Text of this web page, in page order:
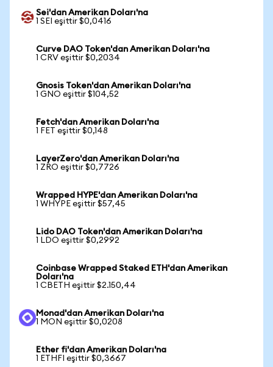
Sei'dan Amerikan Doları'na
1 SEI eşittir $0,0416
Curve DAO Token'dan Amerikan Doları'na
1 CRV eşittir $0,2034
Gnosis Token'dan Amerikan Doları'na
1 GNO eşittir $104,52
Fetch'dan Amerikan Doları'na
1 FET eşittir $0,148
LayerZero'dan Amerikan Doları'na
1 ZRO eşittir $0,7726
Wrapped HYPE'dan Amerikan Doları'na
1 WHYPE eşittir $57,45
Lido DAO Token'dan Amerikan Doları'na
1 LDO eşittir $0,2992
Coinbase Wrapped Staked ETH'dan Amerikan
Doları'na
1 CBETH eşittir $2.150,44
Monad'dan Amerikan Doları'na
1 MON eşittir $0,0208
Ether fi'dan Amerikan Doları'na
1 ETHFI eşittir $0,3667